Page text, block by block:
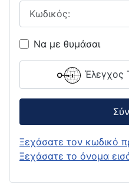
Να με θυμάσαι
Έλεγχος
Ξεχάσατε τον κωδικό
Ξεχάσατε το όνομα